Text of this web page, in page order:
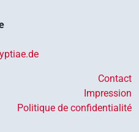
Contact
Impression
Politique de confidentialité